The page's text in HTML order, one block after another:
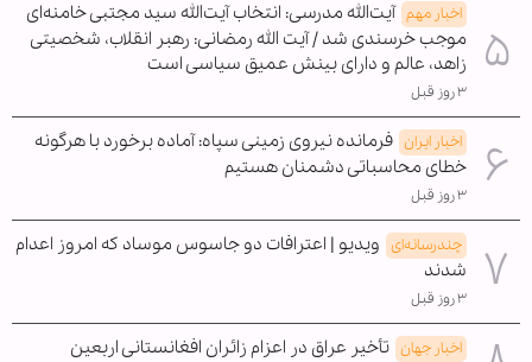
اخبار مهم آیت‌الله مدرسی: انتخاب آیت‌الله سید مجتبی خامنه‌ای
موجب خرسندی شد / آیت الله رمضانی: رهبر انقلاب، شخصیتی
زاهد، عالم و دارای بینش عمیق سیاسی است
۳ روز قبل
اخبار ایران فرمانده نیروی زمینی سپاه: آماده برخورد با هرگونه
خطای محاسباتی دشمنان هستیم
۳ روز قبل
چندرسانه‌ای ویدیو | اعترافات دو جاسوس موساد که امروز اعدام
شدند
۳ روز قبل
اخبار جهان تأخیر عراق در اعزام زائران افغانستانی اربعین